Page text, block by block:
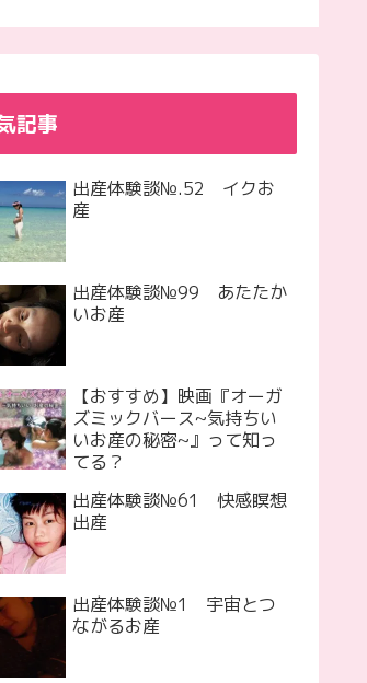
記事
出産体験談№.52 イクお
産
出産体験談№99 あたたか
いお産
【おすすめ】映画『オーガ
ズミックバース~気持ちい
いお産の秘密~』って知っ
てる？
出産体験談№61 快感瞑想
出産
出産体験談№1 宇宙とつ
ながるお産